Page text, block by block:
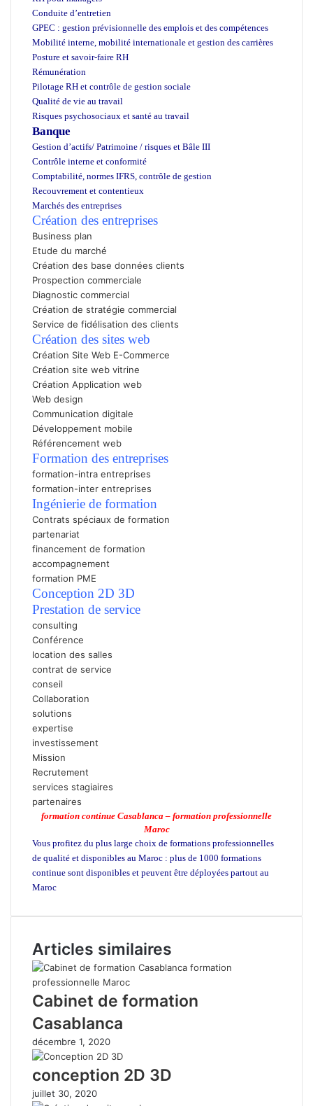
Conduite d’entretien
GPEC : gestion prévisionnelle des emplois et des compétences
Mobilité interne, mobilité internationale et gestion des carrières
Posture et savoir-faire RH
Rémunération
Pilotage RH et contrôle de gestion sociale
Qualité de vie au travail
Risques psychosociaux et santé au travail
Banque
Gestion d’actifs/ Patrimoine / risques et Bâle III
Contrôle interne et conformité
Comptabilité, normes IFRS, contrôle de gestion
Recouvrement et contentieux
Marchés des entreprises
Création des entreprises
Business plan
Etude du marché
Création des base données clients
Prospection commerciale
Diagnostic commercial
Création de stratégie commercial
Service de fidélisation des clients
Création des sites web
Création Site Web E-Commerce
Création site web vitrine
Création Application web
Web design
Communication digitale
Développement mobile
Référencement web
Formation des entreprises
formation-intra entreprises
formation-inter entreprises
Ingénierie de formation
Contrats spéciaux de formation
partenariat
financement de formation
accompagnement
formation PME
Conception 2D 3D
Prestation de service
consulting
Conférence
location des salles
contrat de service
conseil
Collaboration
solutions
expertise
investissement
Mission
Recrutement
services stagiaires
partenaires
formation continue Casablanca – formation professionnelle
Maroc
Vous profitez du plus large choix de formations professionnelles
de qualité et disponibles au Maroc : plus de 1000 formations
continue sont disponibles et peuvent être déployées partout au
Maroc
Articles similaires
Cabinet de formation
Casablanca
décembre 1, 2020
conception 2D 3D
juillet 30, 2020